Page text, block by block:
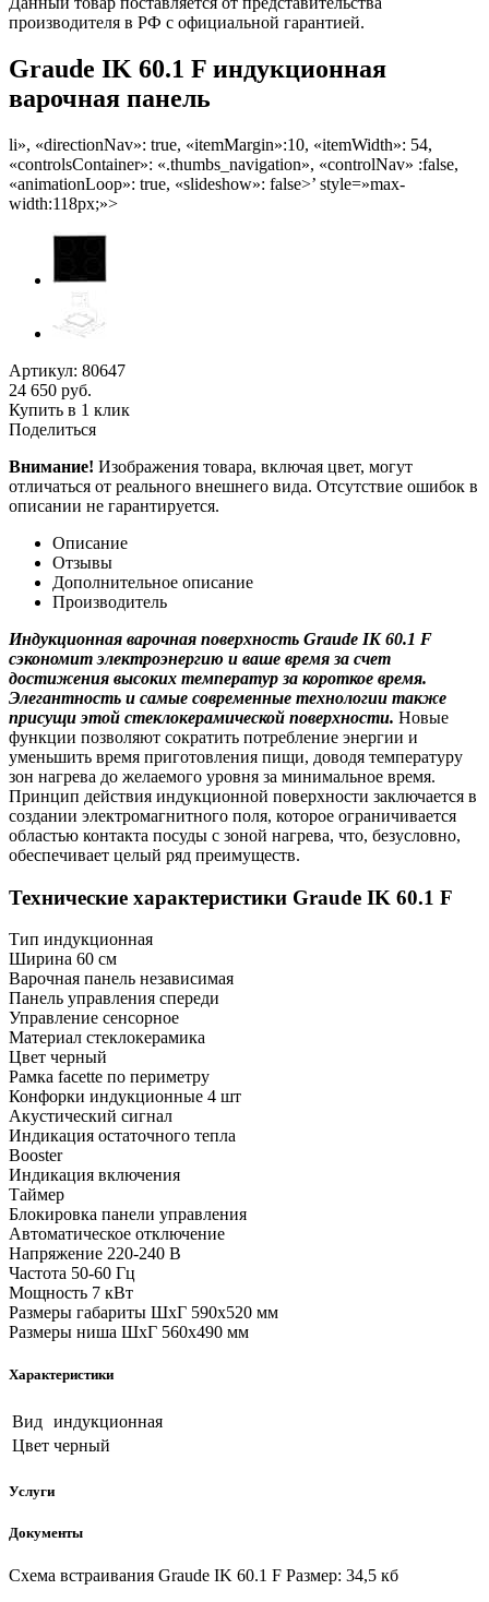
производителя в РФ с официальной гарантией.
Graude IK 60.1 F индукционная
варочная панель
li», «directionNav»: true, «itemMargin»:10, «itemWidth»: 54,
«controlsContainer»: «.thumbs_navigation», «controlNav» :false,
«animationLoop»: true, «slideshow»: false>’ style=»max-
width:118px;»>
Артикул: 80647
24 650 руб.
Купить в 1 клик
Поделиться
Внимание! Изображения товара, включая цвет, могут
отличаться от реального внешнего вида. Отсутствие ошибок в
описании не гарантируется.
Описание
Отзывы
Дополнительное описание
Производитель
Индукционная варочная поверхность Graude IK 60.1 F
сэкономит электроэнергию и ваше время за счет
достижения высоких температур за короткое время.
Элегантность и самые современные технологии также
присущи этой стеклокерамической поверхности. Новые
функции позволяют сократить потребление энергии и
уменьшить время приготовления пищи, доводя температуру
зон нагрева до желаемого уровня за минимальное время.
Принцип действия индукционной поверхности заключается в
создании электромагнитного поля, которое ограничивается
областью контакта посуды с зоной нагрева, что, безусловно,
обеспечивает целый ряд преимуществ.
Технические характеристики Graude IK 60.1 F
Тип индукционная
Ширина 60 см
Варочная панель независимая
Панель управления спереди
Управление сенсорное
Материал стеклокерамика
Цвет черный
Рамка facette по периметру
Конфорки индукционные 4 шт
Акустический сигнал
Индикация остаточного тепла
Booster
Индикация включения
Таймер
Блокировка панели управления
Автоматическое отключение
Напряжение 220-240 В
Частота 50-60 Гц
Мощность 7 кВт
Размеры габариты ШхГ 590х520 мм
Размеры ниша ШхГ 560х490 мм
Характеристики
Вид индукционная
Цвет черный
Услуги
Документы
Схема встраивания Graude IK 60.1 F Размер: 34,5 кб